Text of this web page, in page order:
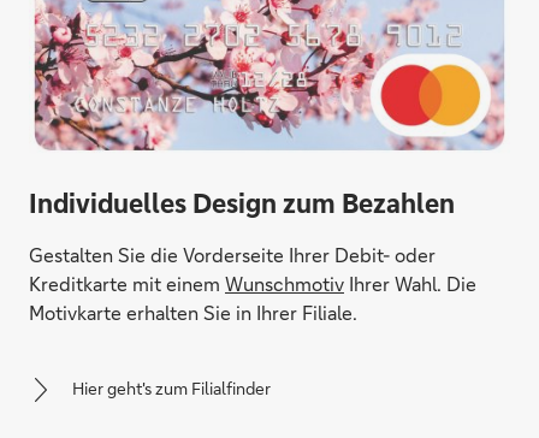
Individuelles Design zum Bezahlen
Gestalten Sie die Vorderseite Ihrer Debit- oder
Kreditkarte mit einem Wunschmotiv Ihrer Wahl. Die
Motivkarte erhalten Sie in Ihrer Filiale.
Hier geht's zum Filialfinder